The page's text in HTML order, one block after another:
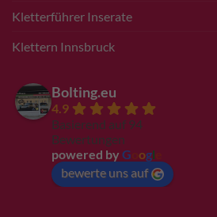
Kletterführer Inserate
Klettern Innsbruck
Bolting.eu
4.9
Basierend auf 94
Bewertungen
powered by G ogl
bewerte uns auf